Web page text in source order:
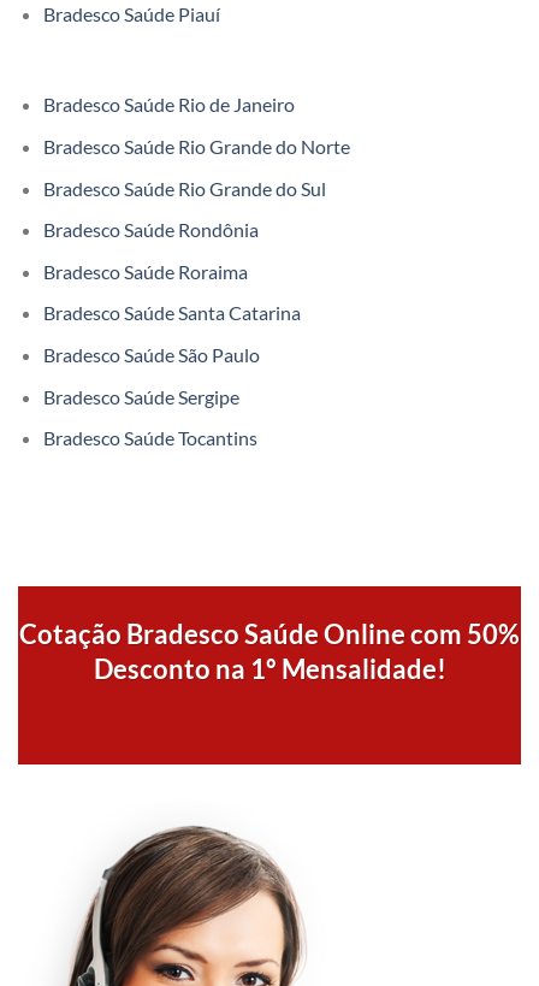
Bradesco Saúde Piauí
Bradesco Saúde Rio de Janeiro
Bradesco Saúde Rio Grande do Norte
Bradesco Saúde Rio Grande do Sul
Bradesco Saúde Rondônia
Bradesco Saúde Roraima
Bradesco Saúde Santa Catarina
Bradesco Saúde São Paulo
Bradesco Saúde Sergipe
Bradesco Saúde Tocantins
Cotação Bradesco Saúde Online com 50%
Desconto na 1º Mensalidade!